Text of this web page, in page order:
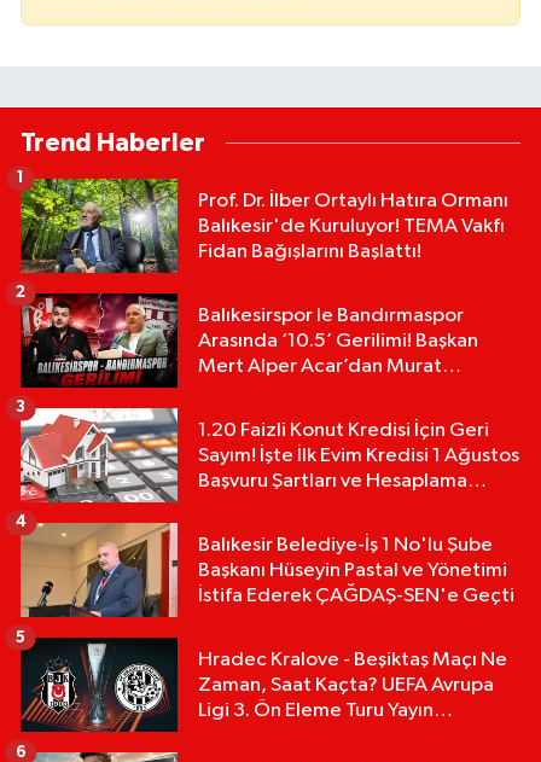
Trend Haberler
Prof. Dr. İlber Ortaylı Hatıra Ormanı
Balıkesir'de Kuruluyor! TEMA Vakfı
Fidan Bağışlarını Başlattı!
Balıkesirspor le Bandırmaspor
Arasında ‘10.5’ Gerilimi! Başkan
Mert Alper Acar’dan Murat
2
1.20 Faizli Konut Kredisi İçin Geri
Sayım! İşte İlk Evim Kredisi 1 Ağustos
Başvuru Şartları ve Hesaplama
3
Balıkesir Belediye-İş 1 No'lu Şube
Başkanı Hüseyin Pastal ve Yönetimi
İstifa Ederek ÇAĞDAŞ-SEN'e Geçti
4
Hradec Kralove - Beşiktaş Maçı Ne
Zaman, Saat Kaçta? UEFA Avrupa
Ligi 3. Ön Eleme Turu Yayın
5
6